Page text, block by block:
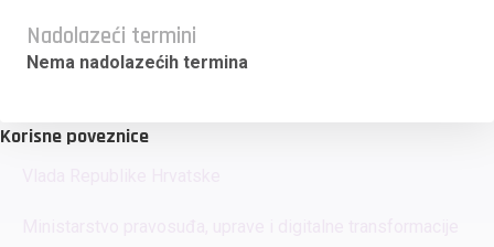
Nadolazeći termini
Nema nadolazećih termina
Korisne poveznice